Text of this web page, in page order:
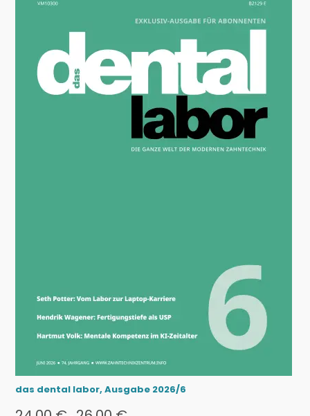
das dental labor, Ausgabe 2026/6